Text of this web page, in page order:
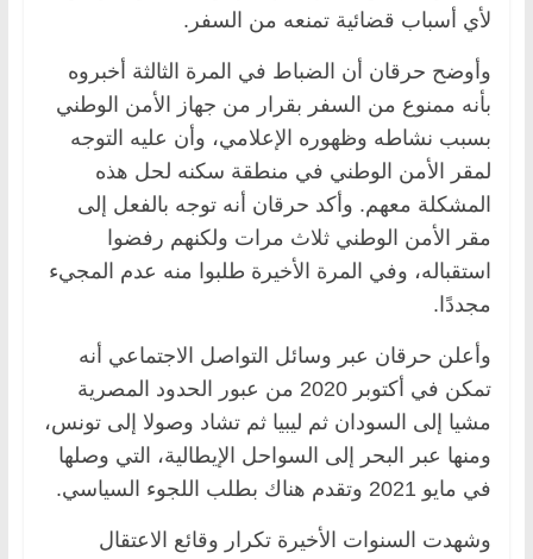
لأي أسباب قضائية تمنعه من السفر.
وأوضح حرقان أن الضباط في المرة الثالثة أخبروه
بأنه ممنوع من السفر بقرار من جهاز الأمن الوطني
بسبب نشاطه وظهوره الإعلامي، وأن عليه التوجه
لمقر الأمن الوطني في منطقة سكنه لحل هذه
المشكلة معهم. وأكد حرقان أنه توجه بالفعل إلى
مقر الأمن الوطني ثلاث مرات ولكنهم رفضوا
استقباله، وفي المرة الأخيرة طلبوا منه عدم المجيء
مجددًا.
وأعلن حرقان عبر وسائل التواصل الاجتماعي أنه
تمكن في أكتوبر 2020 من عبور الحدود المصرية
مشيا إلى السودان ثم ليبيا ثم تشاد وصولا إلى تونس،
ومنها عبر البحر إلى السواحل الإيطالية، التي وصلها
في مايو 2021 وتقدم هناك بطلب اللجوء السياسي.
وشهدت السنوات الأخيرة تكرار وقائع الاعتقال